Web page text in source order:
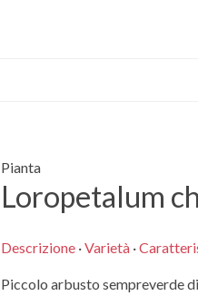
Pianta
Loropetalum
Descrizione·Varietà·
Piccolo arbusto sempreverde